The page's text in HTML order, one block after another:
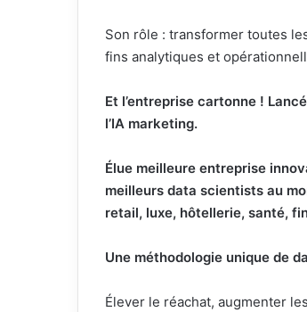
Son rôle : transformer toutes
fins analytiques et
Et l’entreprise cartonne !
l’IA marketing.
Élue meilleure entreprise
meilleurs data scientists au
retail, luxe, hôtellerie, santé,
Une méthodologie unique de
Élever le réachat, augmenter